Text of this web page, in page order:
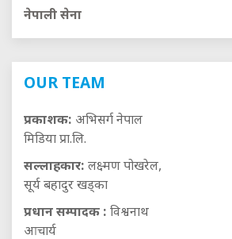
नेपाली सेना
OUR TEAM
प्रकाशक: अभिसर्ग नेपाल
मिडिया प्रा.लि.
सल्लाहकार: लक्ष्मण पोखरेल,
सूर्य बहादुर खड्का
प्रधान सम्पादक : विश्वनाथ
आचार्य